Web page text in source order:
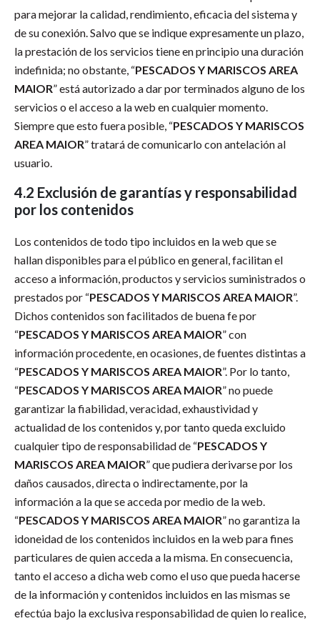
para mejorar la calidad, rendimiento, eficacia del sistema y
de su conexión. Salvo que se indique expresamente un plazo,
la prestación de los servicios tiene en principio una duración
indefinida; no obstante, “PESCADOS Y MARISCOS AREA
MAIOR” está autorizado a dar por terminados alguno de los
servicios o el acceso a la web en cualquier momento.
Siempre que esto fuera posible, “PESCADOS Y MARISCOS
AREA MAIOR” tratará de comunicarlo con antelación al
usuario.
4.2 Exclusión de garantías y responsabilidad
por los contenidos
Los contenidos de todo tipo incluidos en la web que se
hallan disponibles para el público en general, facilitan el
acceso a información, productos y servicios suministrados o
prestados por “PESCADOS Y MARISCOS AREA MAIOR”.
Dichos contenidos son facilitados de buena fe por
“PESCADOS Y MARISCOS AREA MAIOR” con
información procedente, en ocasiones, de fuentes distintas a
“PESCADOS Y MARISCOS AREA MAIOR”. Por lo tanto,
“PESCADOS Y MARISCOS AREA MAIOR” no puede
garantizar la fiabilidad, veracidad, exhaustividad y
actualidad de los contenidos y, por tanto queda excluido
cualquier tipo de responsabilidad de “PESCADOS Y
MARISCOS AREA MAIOR” que pudiera derivarse por los
daños causados, directa o indirectamente, por la
información a la que se acceda por medio de la web.
“PESCADOS Y MARISCOS AREA MAIOR” no garantiza la
idoneidad de los contenidos incluidos en la web para fines
particulares de quien acceda a la misma. En consecuencia,
tanto el acceso a dicha web como el uso que pueda hacerse
de la información y contenidos incluidos en las mismas se
efectúa bajo la exclusiva responsabilidad de quien lo realice,